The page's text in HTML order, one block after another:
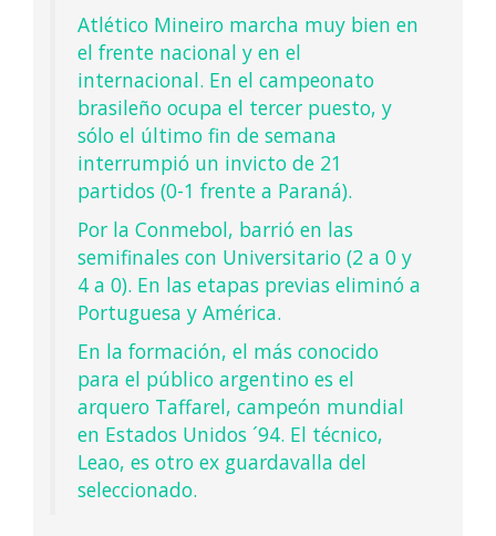
Atlético Mineiro marcha muy bien en
el frente nacional y en el
internacional. En el campeonato
brasileño ocupa el tercer puesto, y
sólo el último fin de semana
interrumpió un invicto de 21
partidos (0-1 frente a Paraná).
Por la Conmebol, barrió en las
semifinales con Universitario (2 a 0 y
4 a 0). En las etapas previas eliminó a
Portuguesa y América.
En la formación, el más conocido
para el público argentino es el
arquero Taffarel, campeón mundial
en Estados Unidos ´94. El técnico,
Leao, es otro ex guardavalla del
seleccionado.